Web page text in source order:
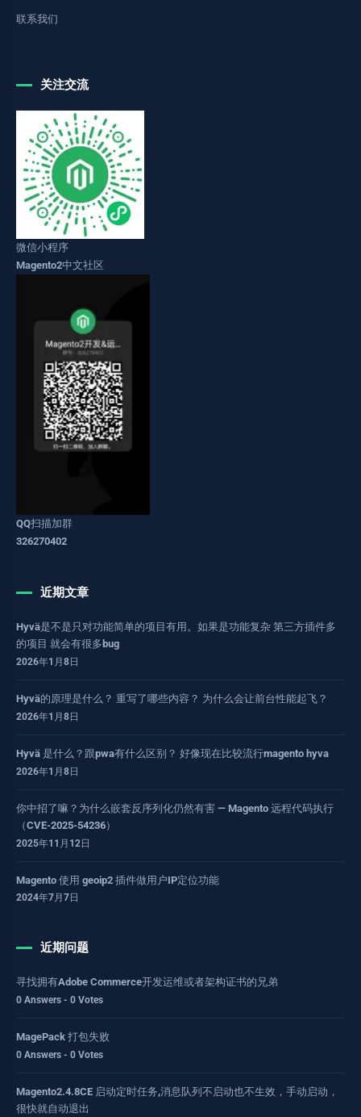
联系我们
关注交流
微信小程序
Magento2中文社区
QQ扫描加群
326270402
近期文章
Hyvä是不是只对功能简单的项目有用。如果是功能复杂 第三方插件多
的项目 就会有很多bug
2026年1月8日
Hyvä的原理是什么？ 重写了哪些内容？ 为什么会让前台性能起飞？
2026年1月8日
Hyvä 是什么？跟pwa有什么区别？ 好像现在比较流行magento hyva
2026年1月8日
你中招了嘛？为什么嵌套反序列化仍然有害 — Magento 远程代码执行
（CVE-2025-54236）
2025年11月12日
Magento 使用 geoip2 插件做用户IP定位功能
2024年7月7日
近期问题
寻找拥有Adobe Commerce开发运维或者架构证书的兄弟
0 Answers - 0 Votes
MagePack 打包失败
0 Answers - 0 Votes
Magento2.4.8CE 启动定时任务,消息队列不启动也不生效，手动启动，
很快就自动退出